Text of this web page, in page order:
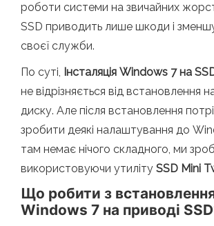
роботи системи на звичайних
SSD приводить лише шкоди і
своєї служби.
По суті, Інсталяція Windows 7 на
не відрізняється від встановлення
диску. Але після встановлення
зробити деякі налаштування до
там немає нічого складного, ми
використовуючи утиліту SSD Mini
Що робити з
Windows 7 на приводі